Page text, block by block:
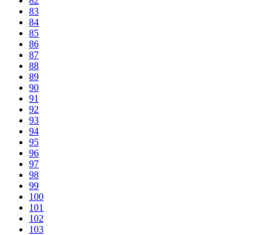
83
84
85
86
87
88
89
90
91
92
93
94
95
96
97
98
99
100
101
102
103